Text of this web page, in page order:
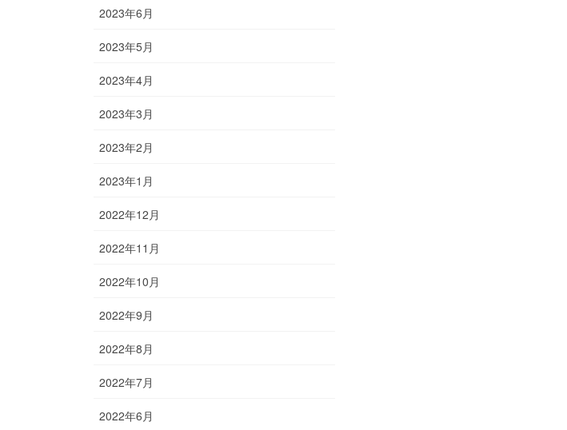
2023年6月
2023年5月
2023年4月
2023年3月
2023年2月
2023年1月
2022年12月
2022年11月
2022年10月
2022年9月
2022年8月
2022年7月
2022年6月